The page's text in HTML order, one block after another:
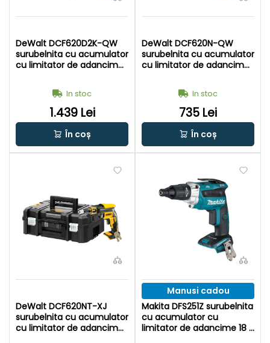
DeWalt DCF620D2K-QW
surubelnita cu acumulator
cu limitator de adancime
acumulatori + incarcator |
In stoc
1.439 Lei
În coș
DeWalt DCF620N-QW
surubelnita cu acumulator
cu limitator de adancime
acumulator si incarcator |
In cutie de carton original
In stoc
735 Lei
În coș
DeWalt DCF620NT-XJ
surubelnita cu acumulator
cu limitator de adancime
Manusi cadou
Makita DFS251Z surubelnita
cu acumulator cu
limitator de adancime 18 V